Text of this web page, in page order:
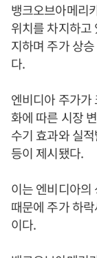
뱅크오브아메리
위치를 차지하고
지하며 주가 상
다.
엔비디아 주가가
화에 따른 시장
수기 효과와 실
등이 제시됐다.
이는 엔비디아의
때문에 주가 하
이다.